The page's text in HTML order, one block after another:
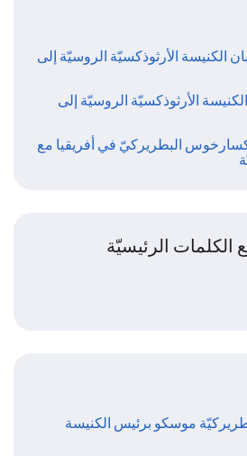
الكنيسة الأرثوذكسيّة الروسيّة إلى
الأرثوذكسيّة الروسيّة إلى
البطريركيّ في أفريقيا مع
الكلمات الرئيسيّة
موسكو برئيس الكنيسة